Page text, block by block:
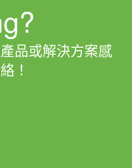
品或解決方案感
！